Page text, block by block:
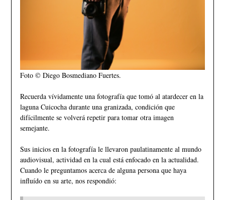
Foto © Diego Bosmediano Fuertes.
Recuerda vívidamente una fotografía que tomó al atardecer en la
laguna Cuicocha durante una granizada, condición que
difícilmente se volverá repetir para tomar otra imagen
semejante.
Sus inicios en la fotografía le llevaron paulatinamente al mundo
audiovisual, actividad en la cual está enfocado en la actualidad.
Cuando le preguntamos acerca de alguna persona que haya
influído en su arte, nos respondió: